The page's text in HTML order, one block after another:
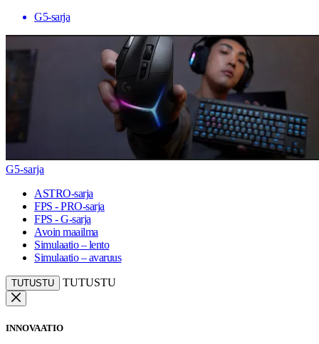
G5-sarja
G5-sarja
ASTRO-sarja
FPS - PRO-sarja
FPS - G-sarja
Avoin maailma
Simulaatio – lento
Simulaatio – avaruus
TUTUSTU TUTUSTU
INNOVAATIO